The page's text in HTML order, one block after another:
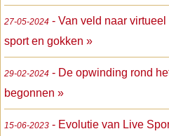
27-05-2024 - Van veld naar
sport en gokken »
29-02-2024 - De opwinding rond
begonnen »
15-06-2023 - Evolutie van Live